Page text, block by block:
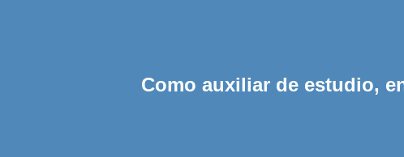
Como auxiliar de estudio,